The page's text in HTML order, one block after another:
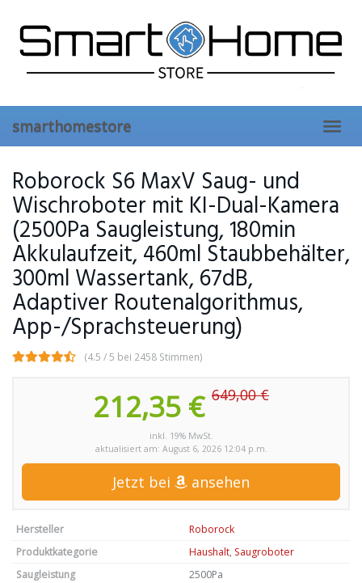
main
content
smarthomestore
Roborock S6 MaxV Saug- und
Wischroboter mit KI-Dual-Kamera
(2500Pa Saugleistung, 180min
Akkulaufzeit, 460ml Staubbehälter,
300ml Wassertank, 67dB,
Adaptiver Routenalgorithmus,
App-/Sprachsteuerung)
(4.5 / 5 bei 2458 Stimmen)
212,35 € 649,00 €
inkl. 19% MwSt.
aktualisiert am: August 6, 2026 12:04 p.m.
Jetzt bei ansehen
Hersteller
Roborock
Produktkategorie
Haushalt, Saugroboter
Saugleistung
2500Pa